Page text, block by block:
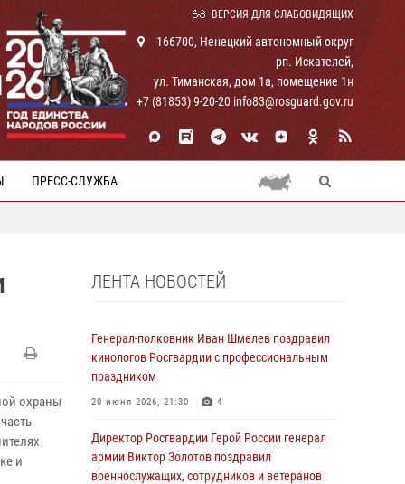
ВЕРСИЯ ДЛЯ СЛАБОВИДЯЩИХ
166700, Ненецкий автономный округ
рп. Искателей,
ул. Тиманская, дом 1а, помещение 1н
+7 (81853) 9-20-20 info83@rosguard.gov.ru
ПРЕСС-СЛУЖБА
охраны
и
ЛЕНТА НОВОСТЕЙ
Генерал-полковник Иван Шмелев поздравил
кинологов Росгвардии с профессиональным
праздником
20 июня 2026, 21:30 4
Директор Росгвардии Герой России генерал
армии Виктор Золотов поздравил
военнослужащих, сотрудников и ветеранов